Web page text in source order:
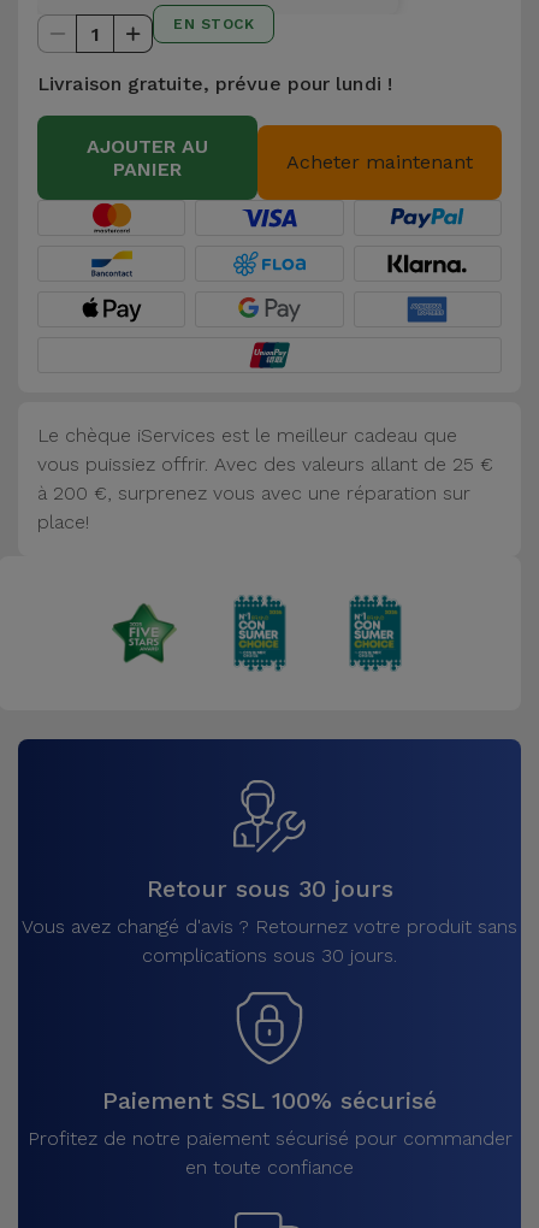
Autres
Marques
et
Bracelets
Chaînes
Téléphone
Hygiène
Portefeuilles,
Étuis et Sacs
Traceurs et
Mobilité,
1 EN STOCK
Livraison gratuite, prévue pour lundi !
AJOUTER AU
PANIER
Acheter maintenant
Le chèque iServices est le meilleur cadeau que
vous puissiez offrir. Avec des valeurs allant de 25 €
à 200 €, surprenez vous avec une réparation sur
place!
Retour sous 30 jours
Vous avez changé d'avis ? Retournez votre produit sans
complications sous 30 jours.
Paiement SSL 100% sécurisé
Profitez de notre paiement sécurisé pour commander
en toute confiance